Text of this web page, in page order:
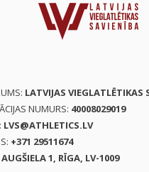
LATVIJAS VIEGLATLĒTIKAS
NUMURS: 40008029019
LVS@ATHLETICS.LV
+371 29511674
AUGŠIELA 1, RĪGA, LV-1009